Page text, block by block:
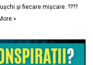
și fiecare mișcare. ????
»